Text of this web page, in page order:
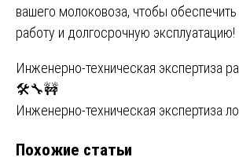
вашего молоковоза, чтобы
работу и долгосрочную
Навигация
по
Инженерно-техническая экспертиза
🛠️🔧🚧
Инженерно-техническая экспертиза
Похожие статьи